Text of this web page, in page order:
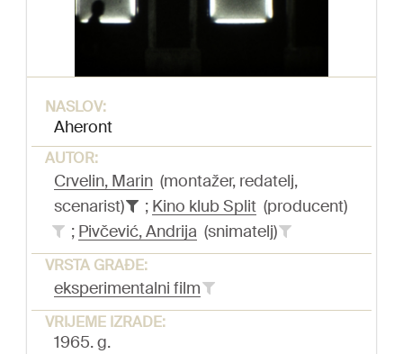
NASLOV:
Aheront
AUTOR:
Crvelin, Marin (montažer, redatelj,
scenarist)
; Kino klub Split (producent)
; Pivčević, Andrija (snimatelj)
VRSTA GRAĐE:
eksperimentalni film
VRIJEME IZRADE:
1965. g.